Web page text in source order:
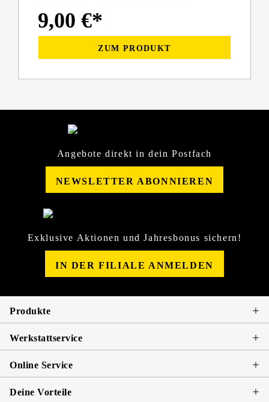
9,00 €*
ZUM PRODUKT
Angebote direkt in dein Postfach
NEWSLETTER ABONNIEREN
Exklusive Aktionen und Jahresbonus sichern!
IN DER FILIALE ANMELDEN
Produkte
Werkstattservice
Online Service
Deine Vorteile